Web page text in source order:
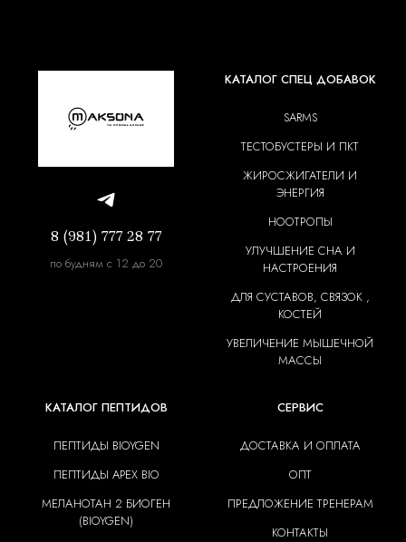
8 (981) 777 28 77
по будням с 12 до 20
КАТАЛОГ СПЕЦ ДОБАВОК
SARMS
ТЕСТОБУСТЕРЫ И ПКТ
ЖИРОСЖИГАТЕЛИ И
ЭНЕРГИЯ
НООТРОПЫ
УЛУЧШЕНИЕ СНА И
НАСТРОЕНИЯ
ДЛЯ СУСТАВОВ, СВЯЗОК ,
КОСТЕЙ
УВЕЛИЧЕНИЕ МЫШЕЧНОЙ
МАССЫ
КАТАЛОГ ПЕПТИДОВ
ПЕПТИДЫ BIOYGEN
ПЕПТИДЫ APEX BIO
МЕЛАНОТАН 2 БИОГЕН
(BIOYGEN)
СЕРВИС
ДОСТАВКА И ОПЛАТА
ОПТ
ПРЕДЛОЖЕНИЕ ТРЕНЕРАМ
КОНТАКТЫ